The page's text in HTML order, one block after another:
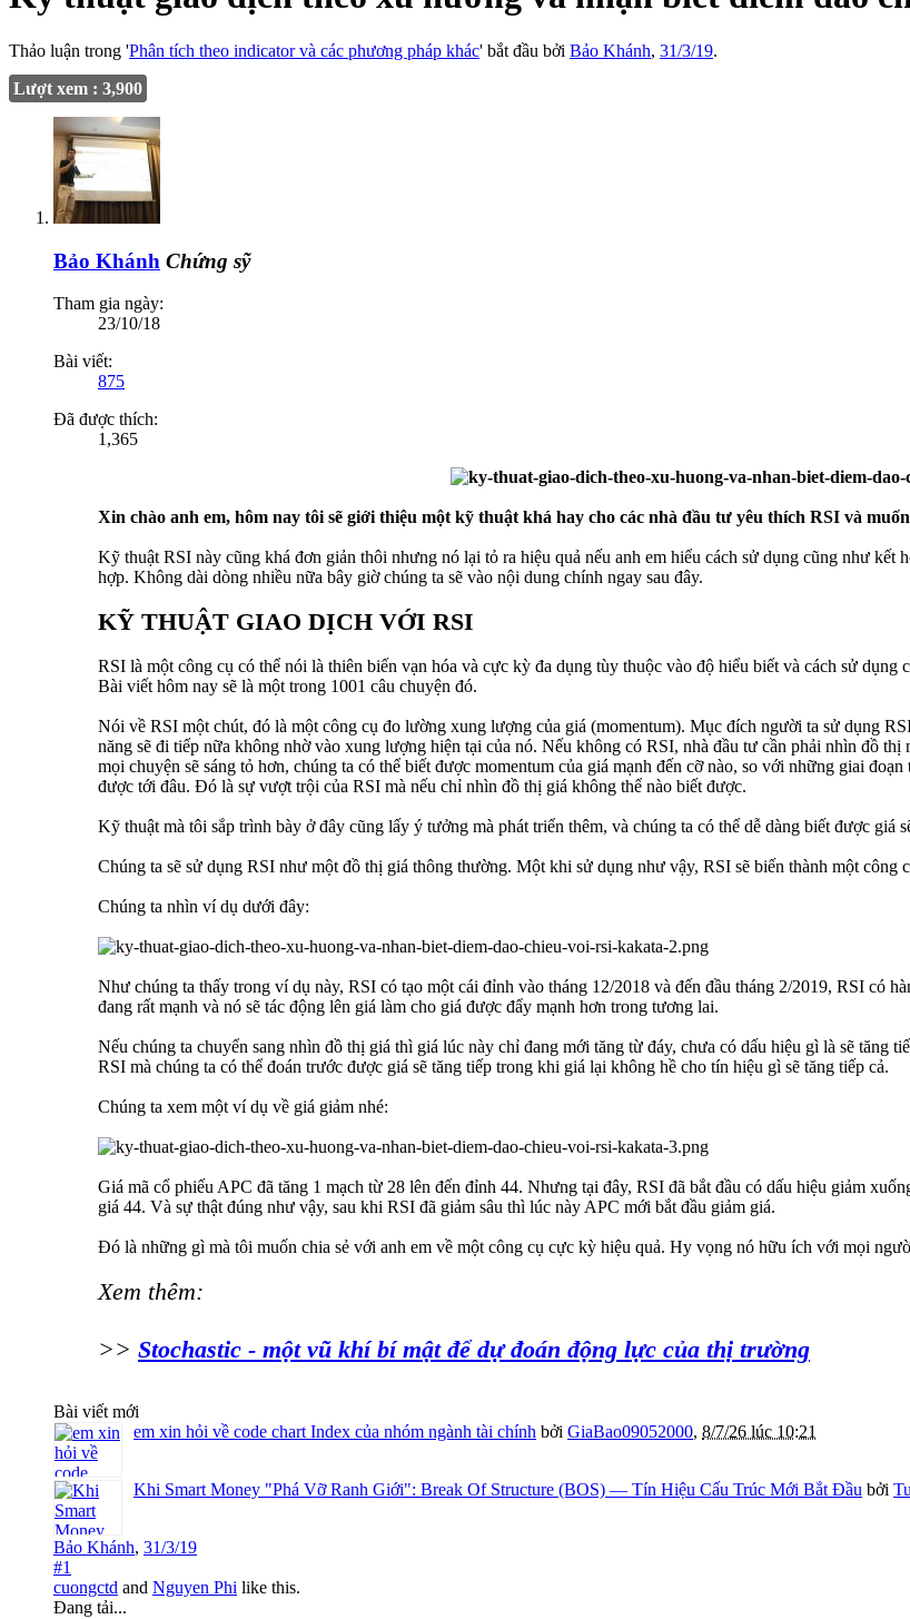
Thảo luận trong 'Phân tích theo indicator và các phương pháp khác' bắt đầu bởi Bảo Khánh, 31/3/19.
Lượt xem : 3,900
Bảo Khánh Chứng sỹ
Tham gia ngày:
23/10/18
Bài viết:
875
Đã được thích:
1,365
Xin chào anh em, hôm nay tôi sẽ giới thiệu một kỹ thuật khá hay cho các nhà đầu tư yêu thích RSI và
Kỹ thuật RSI này cũng khá đơn giản thôi nhưng nó lại tỏ ra hiệu quả nếu anh em hiểu cách sử dụng cũng như kết
hợp. Không dài dòng nhiều nữa bây giờ chúng ta sẽ vào nội dung chính ngay sau đây.
KỸ THUẬT GIAO DỊCH VỚI RSI
RSI là một công cụ có thể nói là thiên biến vạn hóa và cực kỳ đa dụng tùy thuộc vào độ hiểu biết và cách sử
Bài viết hôm nay sẽ là một trong 1001 câu chuyện đó.
Nói về RSI một chút, đó là một công cụ đo lường xung lượng của giá (momentum). Mục đích người ta sử dụng
năng sẽ đi tiếp nữa không nhờ vào xung lượng hiện tại của nó. Nếu không có RSI, nhà đầu tư cần phải nhìn đồ
mọi chuyện sẽ sáng tỏ hơn, chúng ta có thể biết được momentum của giá mạnh đến cỡ nào, so với những giai
được tới đâu. Đó là sự vượt trội của RSI mà nếu chỉ nhìn đồ thị giá không thể nào biết được.
Kỹ thuật mà tôi sắp trình bày ở đây cũng lấy ý tưởng mà phát triển thêm, và chúng ta có thể dễ dàng biết được giá
Chúng ta sẽ sử dụng RSI như một đồ thị giá thông thường. Một khi sử dụng như vậy, RSI sẽ biến thành một
Chúng ta nhìn ví dụ dưới đây:
Như chúng ta thấy trong ví dụ này, RSI có tạo một cái đỉnh vào tháng 12/2018 và đến đầu tháng 2/2019, RSI có
đang rất mạnh và nó sẽ tác động lên giá làm cho giá được đẩy mạnh hơn trong tương lai.
Nếu chúng ta chuyển sang nhìn đồ thị giá thì giá lúc này chỉ đang mới tăng từ đáy, chưa có dấu hiệu gì là sẽ tăng
RSI mà chúng ta có thể đoán trước được giá sẽ tăng tiếp trong khi giá lại không hề cho tín hiệu gì sẽ tăng tiếp cả.
Chúng ta xem một ví dụ về giá giảm nhé:
Giá mã cổ phiếu APC đã tăng 1 mạch từ 28 lên đến đỉnh 44. Nhưng tại đây, RSI đã bắt đầu có dấu hiệu giảm
giá 44. Và sự thật đúng như vậy, sau khi RSI đã giảm sâu thì lúc này APC mới bắt đầu giảm giá.
Đó là những gì mà tôi muốn chia sẻ với anh em về một công cụ cực kỳ hiệu quả. Hy vọng nó hữu ích với mọi
Xem thêm:
>> Stochastic - một vũ khí bí mật để dự đoán động lực của thị trường
Bài viết mới
em xin hỏi về code chart Index của nhóm ngành tài chính bởi GiaBao09052000, 8/7/26 lúc 10:21
Khi Smart Money "Phá Vỡ Ranh Giới": Break Of Structure (BOS) — Tín Hiệu Cấu Trúc Mới Bắt Đầu bởi
Bảo Khánh, 31/3/19
#1
cuongctd and Nguyen Phi like this.
Đang tải...